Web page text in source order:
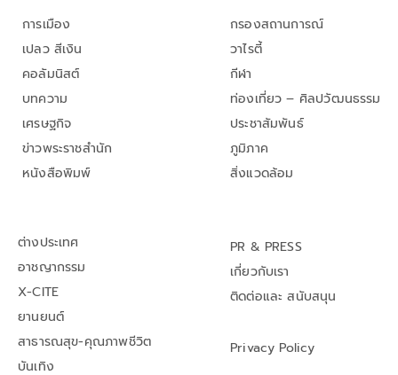
การเมือง
เปลว สีเงิน
คอลัมนิสต์
บทความ
เศรษฐกิจ
ข่าวพระราชสำนัก
หนังสือพิมพ์
กรองสถานการณ์
วาไรตี้
กีฬา
ท่องเที่ยว – ศิลปวัฒนธรรม
ประชาสัมพันธ์
ภูมิภาค
สิ่งแวดล้อม
ต่างประเทศ
อาชญากรรม
X-CITE
ยานยนต์
สาธารณสุข-คุณภาพชีวิต
บันเทิง
PR & PRESS
เกี่ยวกับเรา
ติดต่อและ สนับสนุน
Privacy Policy